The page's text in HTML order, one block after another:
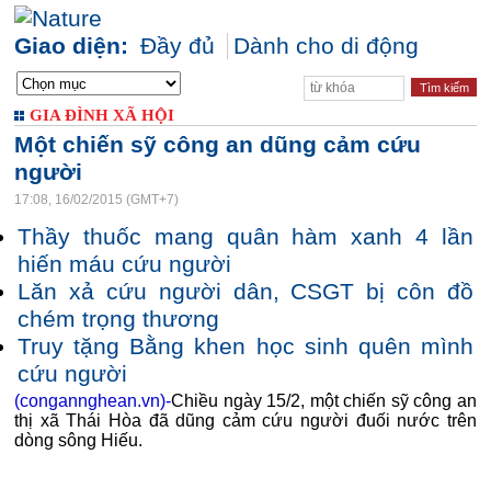
Giao diện: Đầy đủ Dành cho di động
GIA ĐÌNH XÃ HỘI
Một chiến sỹ công an dũng cảm cứu
người
17:08, 16/02/2015 (GMT+7)
Thầy thuốc mang quân hàm xanh 4 lần
hiến máu cứu người
Lăn xả cứu người dân, CSGT bị côn đồ
chém trọng thương
Truy tặng Bằng khen học sinh quên mình
cứu người
(congannghean.vn)-Chiều ngày 15/2, một chiến sỹ công an
thị xã Thái Hòa đã dũng cảm cứu người đuối nước trên
dòng sông Hiếu.